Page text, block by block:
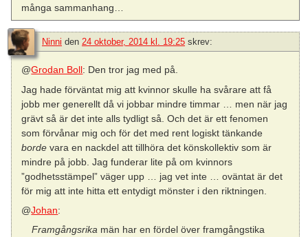
många sammanhang…
Ninni den 24 oktober, 2014 kl. 19:25 skrev:
@Grodan Boll: Den tror jag med på.
Jag hade förväntat mig att kvinnor skulle ha svårare att få
jobb mer generellt då vi jobbar mindre timmar … men när jag
grävt så är det inte alls tydligt så. Och det är ett fenomen
som förvånar mig och för det med rent logiskt tänkande
borde vara en nackdel att tillhöra det könskollektiv som är
mindre på jobb. Jag funderar lite på om kvinnors
”godhetsstämpel” väger upp … jag vet inte … oväntat är det
för mig att inte hitta ett entydigt mönster i den riktningen.
@Johan:
Framgångsrika män har en fördel över framgångstika